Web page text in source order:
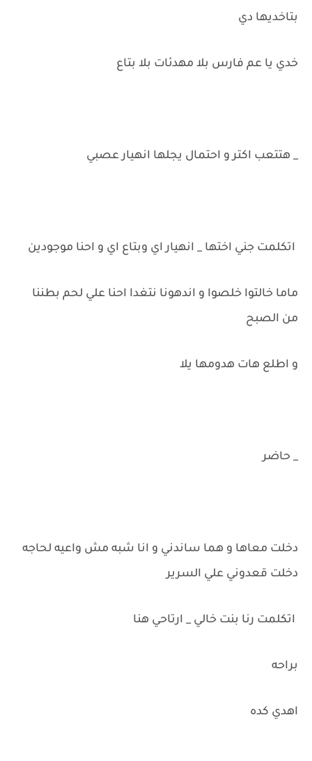
بتاخديها دي
خدي يا عم فارس بلا مهدئات بلا بتاع
_ هتتعب اكتر و احتمال يجلها انهيار عصبي
اتكلمت جني اختها _ انهيار اي وبتاع اي و احنا موجودين
ماما خالتوا خلصوا و اندهونا نتغدا احنا علي لحم بطننا
من الصبح
و اطلع هات هدومها يلا
_ حاضر
دخلت معاها و هما ساندني و انا شبه مش واعيه لحاجه
دخلت قعدوني علي السرير
اتكلمت رنا بنت خالي _ ارتاحي هنا
براحه
اهدي كده